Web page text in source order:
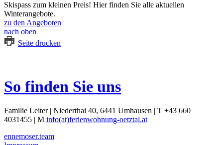
Skispass zum kleinen Preis! Hier finden Sie alle aktuellen
Winterangebote.
zu den Angeboten
nach oben
Seite drucken
So finden Sie uns
Familie Leiter | Niederthai 40, 6441 Umhausen | T +43 660
4031455 | M info(at)ferienwohnung-oetztal.at
ennemoser.team